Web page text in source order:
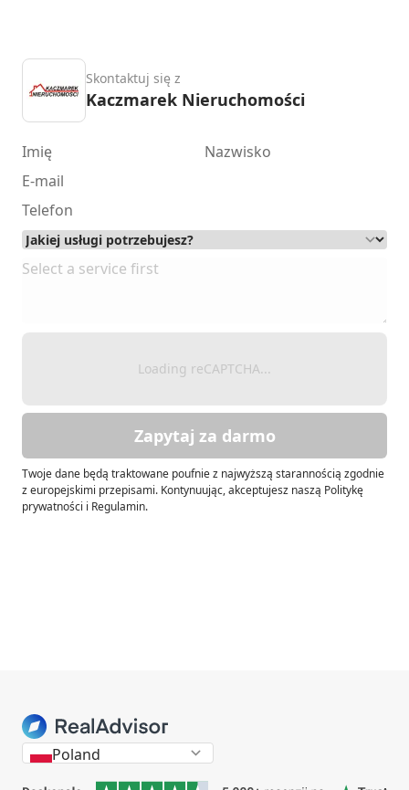
Skontaktuj się z
Kaczmarek Nieruchomości
Loading reCAPTCHA...
Zapytaj za darmo
Twoje dane będą traktowane poufnie z najwyższą starannością zgodnie
z europejskimi przepisami. Kontynuując, akceptujesz naszą Politykę
prywatności i Regulamin.
Poland